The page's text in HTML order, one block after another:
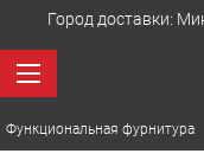
Город доставки:
Функциональная фурнитура